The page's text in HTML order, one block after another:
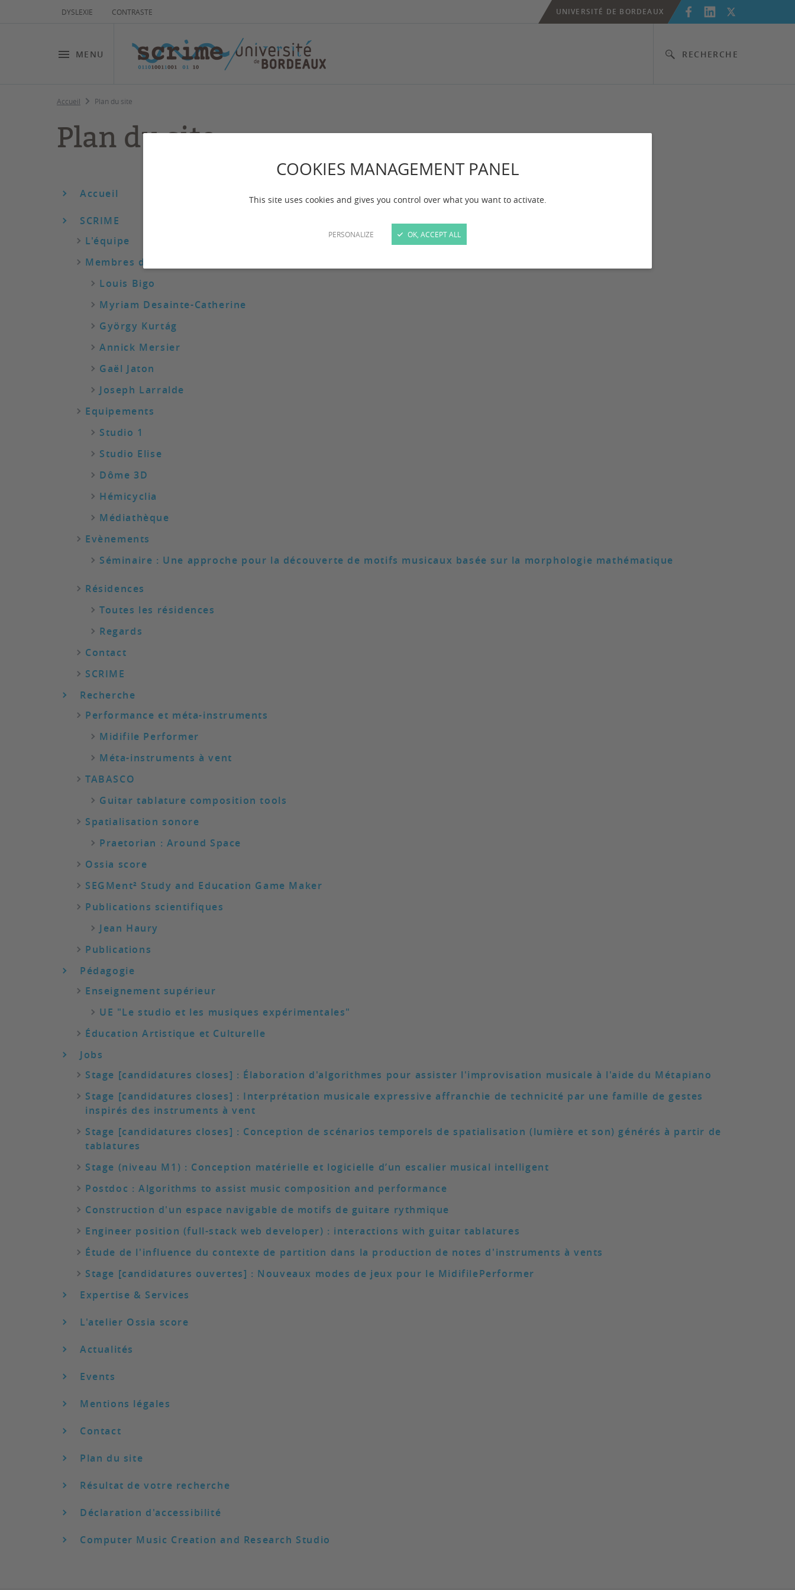
COOKIES MANAGEMENT PANEL
This site uses cookies and gives you control over what you want to activate.
PERSONALIZE OK, ACCEPT ALL
DYSLEXIE CONTRASTE
MENU RECHERCHE
UNIVERSITÉ DE BORDEAUX
Accueil Plan du site
Plan du site
Accueil
SCRIME
L'équipe
Membres du scrime
Louis Bigo
Myriam Desainte-Catherine
György Kurtág
Annick Mersier
Gaël Jaton
Joseph Larralde
Equipements
Studio 1
Studio Elise
Dôme 3D
Hémicyclia
Médiathèque
Evènements
Séminaire : Une approche pour la découverte de motifs musicaux basée sur la morphologie mathématique
Résidences
Toutes les résidences
Regards
Contact
SCRIME
Recherche
Performance et méta-instruments
Midifile Performer
Méta-instruments à vent
TABASCO
Guitar tablature composition tools
Spatialisation sonore
Praetorian : Around Space
Ossia score
SEGMent² Study and Education Game Maker
Publications scientifiques
Jean Haury
Publications
Pédagogie
Enseignement supérieur
UE "Le studio et les musiques expérimentales"
Éducation Artistique et Culturelle
Jobs
Stage [candidatures closes] : Élaboration d'algorithmes pour assister l'improvisation musicale à l'aide du Métapiano
Stage [candidatures closes] : Interprétation musicale expressive affranchie de technicité par une famille de gestes
inspirés des instruments à vent
Stage [candidatures closes] : Conception de scénarios temporels de spatialisation (lumière et son) générés à partir de
tablatures
Stage (niveau M1) : Conception matérielle et logicielle d’un escalier musical intelligent
Postdoc : Algorithms to assist music composition and performance
Construction d'un espace navigable de motifs de guitare rythmique
Engineer position (full-stack web developer) : interactions with guitar tablatures
Étude de l'influence du contexte de partition dans la production de notes d'instruments à vents
Stage [candidatures ouvertes] : Nouveaux modes de jeux pour le MidifilePerformer
Expertise & Services
L'atelier Ossia score
Actualités
Events
Mentions légales
Contact
Plan du site
Résultat de votre recherche
Déclaration d'accessibilité
Computer Music Creation and Research Studio